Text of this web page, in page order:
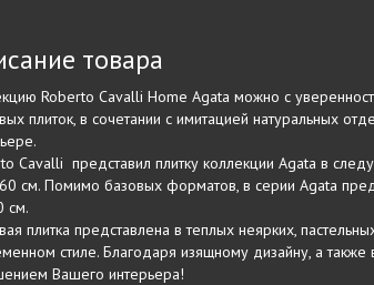
товара
Roberto Cavalli Home Agata можно с
плиток, в сочетании с имитацией натуральных
Cavalli представил плитку коллекции Agata в
см. Помимо базовых форматов, в серии Agata
см.
плитка представлена в теплых неярких,
стиле. Благодаря изящному дизайну, а
Вашего интерьера!